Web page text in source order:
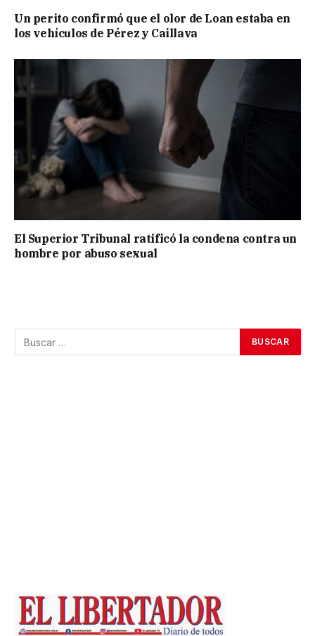
Un perito confirmó que el olor de Loan estaba en
los vehículos de Pérez y Caillava
El Superior Tribunal ratificó la condena contra un
hombre por abuso sexual